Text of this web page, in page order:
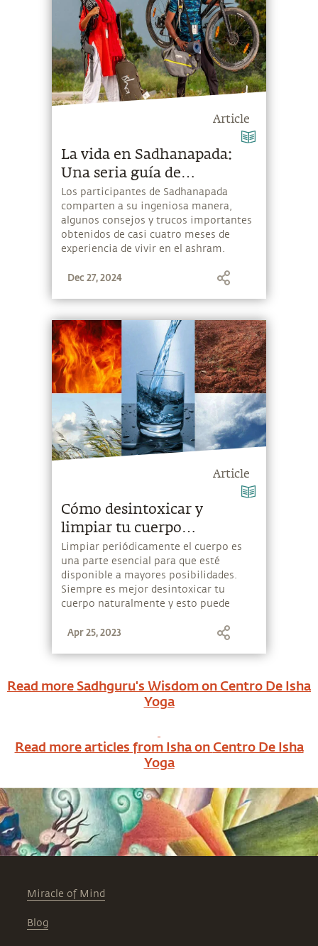
Article
La vida en Sadhanapada:
Una seria guía de
supervivencia de
Sadhanapada
Los participantes de Sadhanapada
comparten a su ingeniosa manera,
algunos consejos y trucos importantes
obtenidos de casi cuatro meses de
experiencia de vivir en el ashram.
Dec 27, 2024
Article
Cómo desintoxicar y
limpiar tu cuerpo
naturalmente en casa
Limpiar periódicamente el cuerpo es
una parte esencial para que esté
disponible a mayores posibilidades.
Siempre es mejor desintoxicar tu
cuerpo naturalmente y esto puede
Sadhguru nos brinda métodos simples
sistema para desintoxicar y limpiar
Apr 25, 2023
Read more Sadhguru's Wisdom onCentro De Isha
Yoga
Read more articles from Isha onCentro De Isha
Yoga
Miracle of Mind
Blog